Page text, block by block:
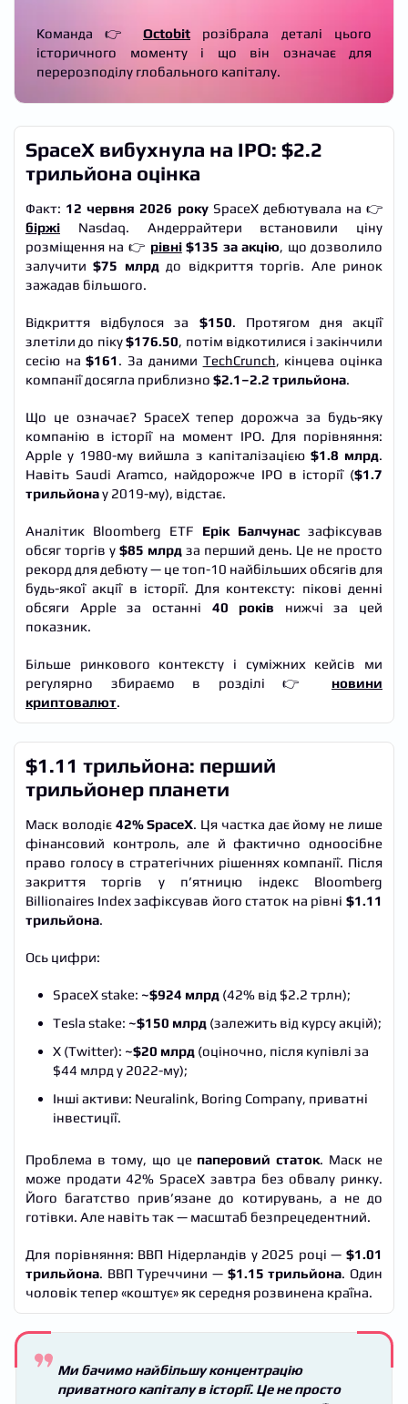
Команда 👉 Octobit розібрала деталі цього
історичного моменту і що він означає для
перерозподілу глобального капіталу.
SpaceX вибухнула на IPO: $2.2
трильйона оцінка
Факт: 12 червня 2026 рокуSpaceX дебютувала на 👉
біржі Nasdaq. Андеррайтери встановили ціну
розміщення на 👉 рівні $135 за акцію, що дозволило
залучити$75 млрддо відкриття торгів. Але ринок
зажадав більшого.
Відкриття відбулося за $150. Протягом дня акції
злетіли до піку$176.50, потім відкотилися і закінчили
сесію на$161. За даними TechCrunch, кінцева оцінка
компанії досягла приблизно $2.1–2.2 трильйона.
Що це означає? SpaceX тепер дорожча за будь-яку
компанію в історії на момент IPO. Для порівняння:
Apple у 1980-му вийшла з капіталізацією $1.8 млрд.
Навіть Saudi Aramco, найдорожче IPO в історії ($1.7
трильйонау 2019-му), відстає.
Аналітик Bloomberg ETF Ерік Балчунасзафіксував
обсяг торгів у $85 млрд за перший день. Це не просто
рекорд для дебюту — це топ-10 найбільших обсягів для
будь-якої акції в історії. Для контексту: пікові денні
обсяги Apple за останні 40 років нижчі за цей
показник.
Більше ринкового контексту і суміжних кейсів ми
регулярно збираємо в розділі 👉 новини
криптовалют.
$1.11 трильйона: перший
трильйонер планети
Маск володіє 42% SpaceX. Ця частка дає йому не лише
фінансовий контроль, але й фактично одноосібне
право голосу в стратегічних рішеннях компанії. Після
закриття торгів у п’ятницю індекс Bloomberg
Billionaires Index зафіксував його статок на рівні $1.11
трильйона.
Ось цифри:
SpaceX stake: ~$924 млрд (42% від $2.2 трлн);
Tesla stake: ~$150 млрд (залежить від курсу акцій);
X (Twitter): ~$20 млрд (оціночно, після купівлі за
$44 млрд у 2022-му);
Інші активи: Neuralink, Boring Company, приватні
інвестиції.
Проблема в тому, що це паперовий статок. Маск не
може продати 42% SpaceX завтра без обвалу ринку.
Його багатство прив’язане до котирувань, а не до
готівки. Але навіть так — масштаб безпрецедентний.
Для порівняння: ВВП Нідерландів у 2025 році — $1.01
трильйона. ВВП Туреччини — $1.15 трильйона. Один
чоловік тепер «коштує» як середня розвинена країна.
Ми бачимо найбільшу концентрацію
приватного капіталу в історії. Це не просто